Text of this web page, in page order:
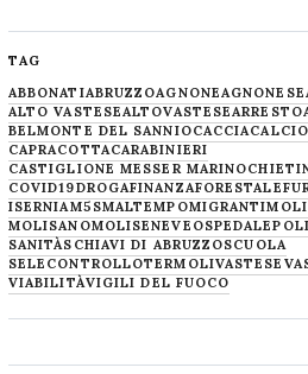
TAG
ABBONATIABRUZZOAGNONEAGNONESE
ALTO VASTESEALTOVASTESEARRESTO
BELMONTE DEL SANNIOCACCIACALCIO
CAPRACOTTACARABINIERI
CASTIGLIONE MESSER MARINO
COVID19DROGAFINANZAFORESTALE
ISERNIAM5SMALTEMPOMIGRANTI
MOLISANOMOLISENEVE OSPEDALE
SANITÀSCHIAVI DI ABRUZZOSCUOLA
SELECONTROLLOTERMOLIVASTESE
VIABILITÀVIGILI DEL FUOCO